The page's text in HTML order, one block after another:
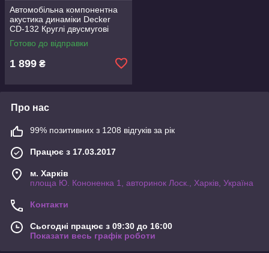
Автомобільна компонентна
акустика динаміки Decker
CD-132 Круглі двусмугові
компоненти 5.25" 130 мм 13
см комплект 2 штуки
Готово до відправки
1 899 ₴
Про нас
99% позитивних з 1208 відгуків за рік
Працює з 17.03.2017
м. Харків
площа Ю. Кононенка 1, авторинок Лоск., Харків, Україна
Контакти
Сьогодні працює з 09:30 до 16:00
Показати весь графік роботи